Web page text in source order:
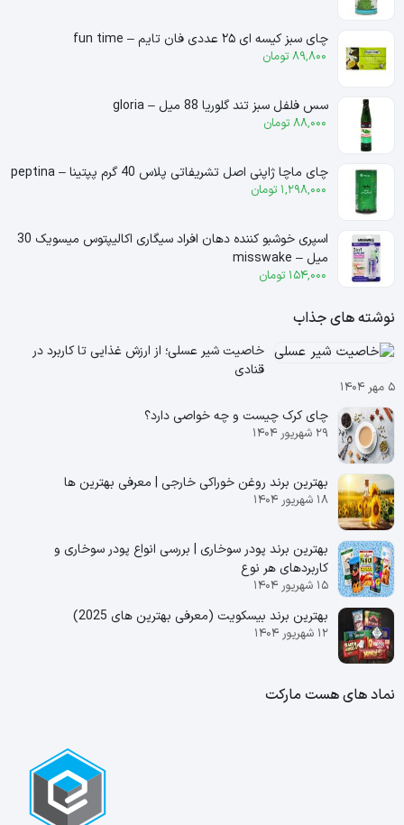
چای سبز کیسه ای ۲۵ عددی فان تایم – fun time
89,800 تومان
سس فلفل سبز تند گلوریا 88 میل – gloria
88,000 تومان
چای ماچا ژاپنی اصل تشریفاتی پلاس 40 گرم پپتینا – peptina
1,298,000 تومان
اسپری خوشبو کننده دهان افراد سیگاری اکالیپتوس میسویک 30
میل – misswake
154,000 تومان
نوشته های جذاب
خاصیت شیر عسلی؛ از ارزش غذایی تا کاربرد در
قنادی
۵ مهر ۱۴۰۴
چای کرک چیست و چه خواصی دارد؟
۲۹ شهریور ۱۴۰۴
بهترین برند روغن خوراکی خارجی | معرفی بهترین ها
۱۸ شهریور ۱۴۰۴
بهترین برند پودر سوخاری | بررسی انواع پودر سوخاری و
کاربردهای هر نوع
۱۵ شهریور ۱۴۰۴
بهترین برند بیسکویت (معرفی بهترین‌ های 2025)
۱۲ شهریور ۱۴۰۴
نماد های هست مارکت